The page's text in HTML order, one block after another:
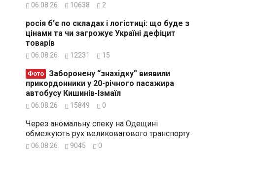
06.08.26 10638 2
росія б’є по складах і логістиці: що буде з
цінами та чи загрожує Україні дефіцит
товарів
06.08.26 12231 15
Фото
прикордонники у 20-річного пасажира
автобусу Кишинів-Ізмаїл
06.08.26 15849 0
Через аномальну спеку на Одещині
обмежують рух великовагового транспорту
06.08.26 9045 0